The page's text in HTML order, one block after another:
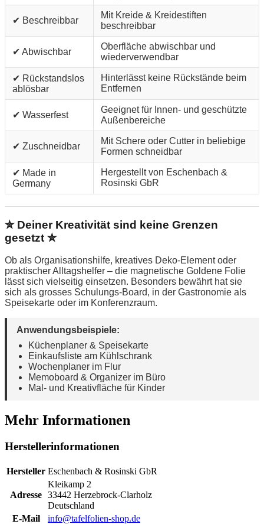
✔ Beschreibbar
Mit Kreide & Kreidestiften
beschreibbar
✔ Abwischbar
Oberfläche abwischbar und
wiederverwendbar
✔ Rückstandslos
ablösbar
Hinterlässt keine Rückstände beim
Entfernen
✔ Wasserfest
Geeignet für Innen- und geschützte
Außenbereiche
✔ Zuschneidbar
Mit Schere oder Cutter in beliebige
Formen schneidbar
✔ Made in
Germany
Hergestellt von Eschenbach &
Rosinski GbR
✮ Deiner Kreativität sind keine Grenzen
gesetzt ✮
Ob als Organisationshilfe, kreatives Deko-Element oder
praktischer Alltagshelfer – die magnetische Goldene Folie
lässt sich vielseitig einsetzen. Besonders bewährt hat sie
sich als grosses Schulungs-Board, in der Gastronomie als
Speisekarte oder im Konferenzraum.
Anwendungsbeispiele:
Küchenplaner & Speisekarte
Einkaufsliste am Kühlschrank
Wochenplaner im Flur
Memoboard & Organizer im Büro
Mal- und Kreativfläche für Kinder
Mehr Informationen
Herstellerinformationen
Hersteller Eschenbach & Rosinski GbR
Adresse
Kleikamp 2
33442 Herzebrock-Clarholz
Deutschland
E-Mail
info@tafelfolien-shop.de